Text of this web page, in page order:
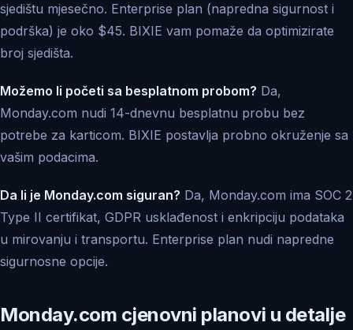
sjedištu mjesečno. Enterprise plan (napredna sigurnost i
podrška) je oko $45. BIXIE vam pomaže da optimizirate
broj sjedišta.
Možemo li početi sa besplatnom probom? Da,
Monday.com nudi 14-dnevnu besplatnu probu bez
potrebe za karticom. BIXIE postavlja probno okruženje sa
vašim podacima.
Da li je Monday.com siguran? Da, Monday.com ima SOC 2
Type II certifikat, GDPR usklađenost i enkripciju podataka
u mirovanju i transportu. Enterprise plan nudi napredne
sigurnosne opcije.
Monday.com cjenovni planovi u detalje